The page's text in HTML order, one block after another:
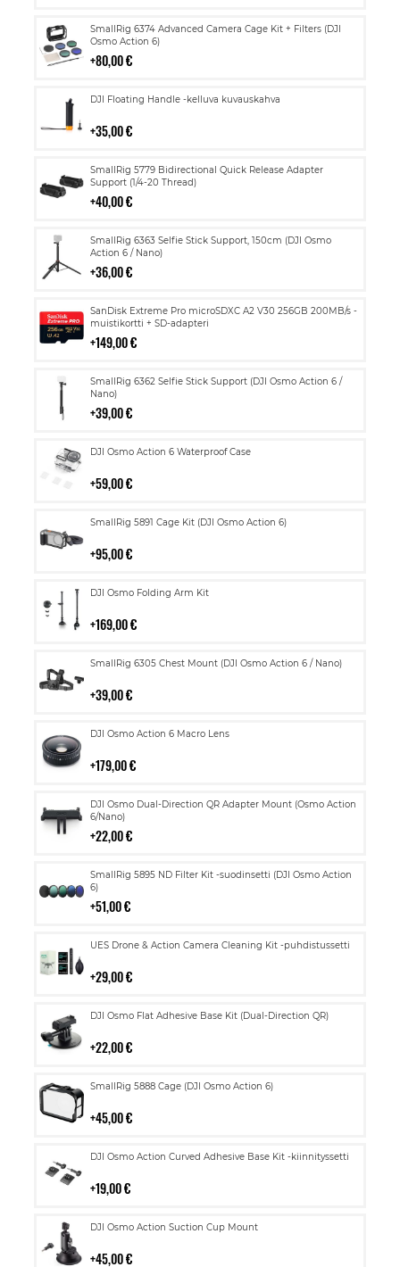
SmallRig 6374 Advanced Camera Cage Kit + Filters (DJI
Osmo Action 6)
80,00 €
Lisää
ostoskoriin
DJI Floating Handle -kelluva kuvauskahva
35,00 €
Lisää
SmallRig 5779 Bidirectional Quick Release Adapter
Support (1/4-20 Thread)
40,00 €
Lisää
ostoskoriin
SmallRig 6363 Selfie Stick Support, 150cm (DJI Osmo
Action 6 / Nano)
36,00 €
Lisää
ostoskoriin
SanDisk Extreme Pro microSDXC A2 V30 256GB 200MB/s -
muistikortti + SD-adapteri
149,00 €
Lisää
ostoskoriin
SmallRig 6362 Selfie Stick Support (DJI Osmo Action 6 /
Nano)
39,00 €
Lisää
ostoskoriin
DJI Osmo Action 6 Waterproof Case
59,00 €
Lisää
SmallRig 5891 Cage Kit (DJI Osmo Action 6)
95,00 €
Lisää
DJI Osmo Folding Arm Kit
169,00 €
Lisää
SmallRig 6305 Chest Mount (DJI Osmo Action 6 / Nano)
39,00 €
Lisää
DJI Osmo Action 6 Macro Lens
179,00 €
Lisää
DJI Osmo Dual-Direction QR Adapter Mount (Osmo Action
6/Nano)
22,00 €
Lisää
ostoskoriin
SmallRig 5895 ND Filter Kit -suodinsetti (DJI Osmo Action
6)
51,00 €
Lisää
ostoskoriin
UES Drone & Action Camera Cleaning Kit -puhdistussetti
29,00 €
Lisää
DJI Osmo Flat Adhesive Base Kit (Dual-Direction QR)
22,00 €
Lisää
SmallRig 5888 Cage (DJI Osmo Action 6)
45,00 €
Lisää
DJI Osmo Action Curved Adhesive Base Kit -kiinnityssetti
19,00 €
Lisää
DJI Osmo Action Suction Cup Mount
45,00 €
Lisää